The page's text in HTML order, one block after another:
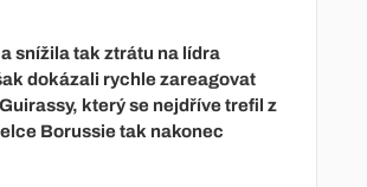
snížila tak ztrátu na lídra
dokázali rychle zareagovat
který se nejdříve trefil z
Borussie tak nakonec